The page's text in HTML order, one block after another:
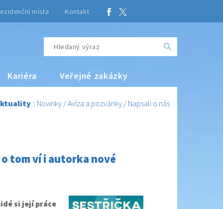
místa Kontakt
Kariéra Veřejné zakázky
:: Novinky /Avíza a pozvánky / Napsali o nás
tom ví i autorka nové
si její práce